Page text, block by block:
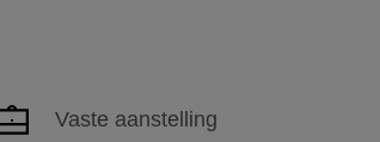
Vaste aanstelling